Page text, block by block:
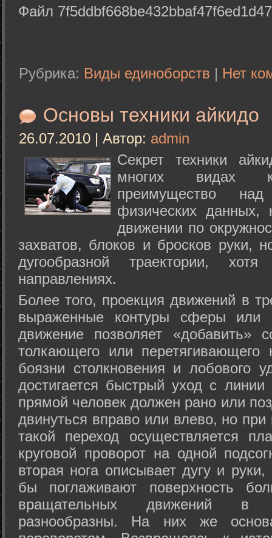
Файл
Рубрика: Виды единоборств | Нет
Основы техники айкидо
26.07.2010 | Автор: admin
Секрет техники
многих видах
преимущество
физических данных,
движении по
захватов, блоков и бросков руки,
дугообразной траектории,
направлениях.
Более того, проекция движений в
выраженные контуры сферы или
движение позволяет «добавить»
толкающего или перетягивающего
боязни столкновения и лобового
достигается быстрый уход с
прямой человек должен рано или
двинуться вправо или влево, но
такой переход осуществляется
круговой проворот на одной
вторая нога описывает дугу и
бы поглаживают поверхность
вращательных движений в
разнообразны. На них же